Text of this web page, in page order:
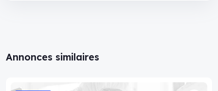
Annonces similaires